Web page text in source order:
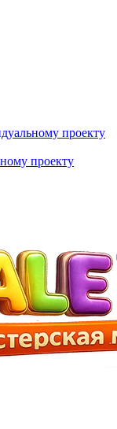
проекту
проекту